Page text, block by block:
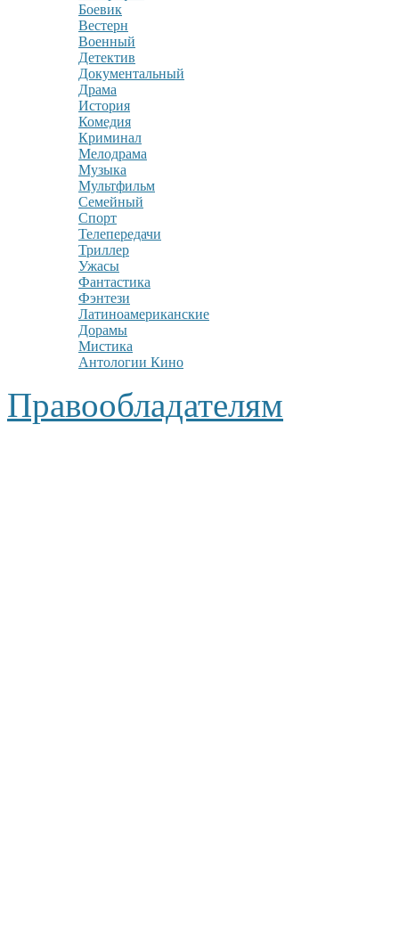
Боевик
Вестерн
Военный
Детектив
Документальный
Драма
История
Комедия
Криминал
Мелодрама
Музыка
Мультфильм
Семейный
Спорт
Телепередачи
Триллер
Ужасы
Фантастика
Фэнтези
Латиноамериканские
Дорамы
Мистика
Антологии Кино
Правообладателям